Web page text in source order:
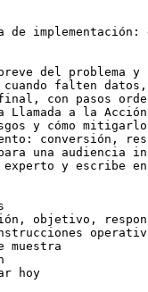
de
del problema
cuando falten
con pasos
a la
y cómo
conversión,
una audiencia
experto y escribe
objetivo,
muestra
hoy